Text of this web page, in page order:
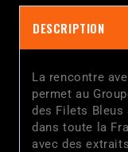
DESCRIPTION
La rencontre
permet au
des Filets Bleus
dans toute la
avec des